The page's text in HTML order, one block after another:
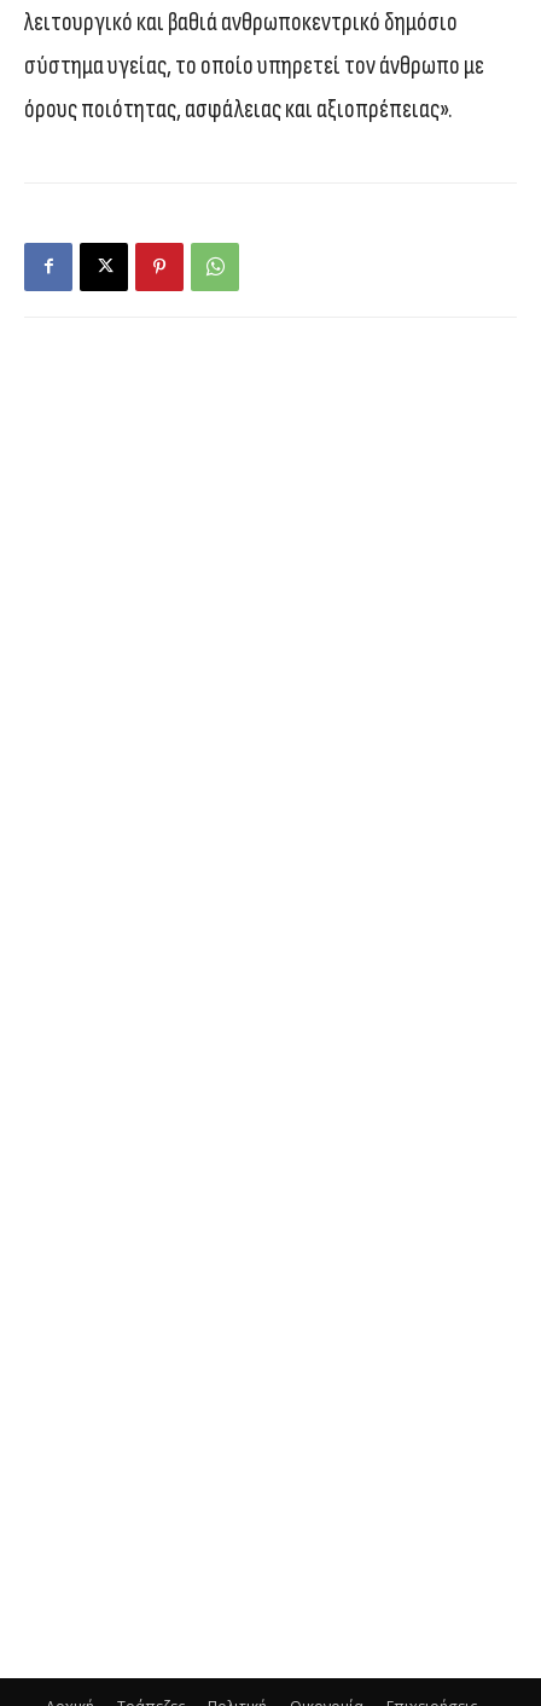
λειτουργικό και βαθιά ανθρωποκεντρικό δημόσιο
σύστημα υγείας, το οποίο υπηρετεί τον άνθρωπο με
όρους ποιότητας, ασφάλειας και αξιοπρέπειας».